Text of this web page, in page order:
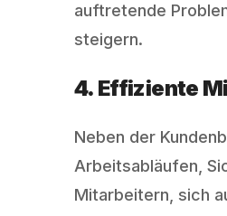
auftretende
steigern.
4. Effiziente
Neben der
Arbeitsabläufen,
Mitarbeitern, sich